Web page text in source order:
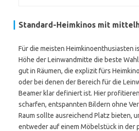
Standard-Heimkinos mit
Für die meisten Heimkinoenthusiasten
Höhe der Leinwandmitte die beste
gut in Räumen, die explizit fürs
oder bei denen der Bereich für die
Beamer klar definiert ist. Hier
scharfen, entspannten Bildern ohne
Raum sollte ausreichend Platz bieten,
entweder auf einem Möbelstück in der